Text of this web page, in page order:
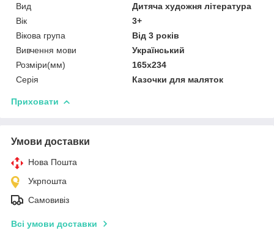
Вид
Дитяча художня література
Вік
3+
Вікова група
Від 3 років
Вивчення мови
Український
Розміри(мм)
165х234
Серія
Казочки для маляток
Приховати
Умови доставки
Нова Пошта
Укрпошта
Самовивіз
Всі умови доставки